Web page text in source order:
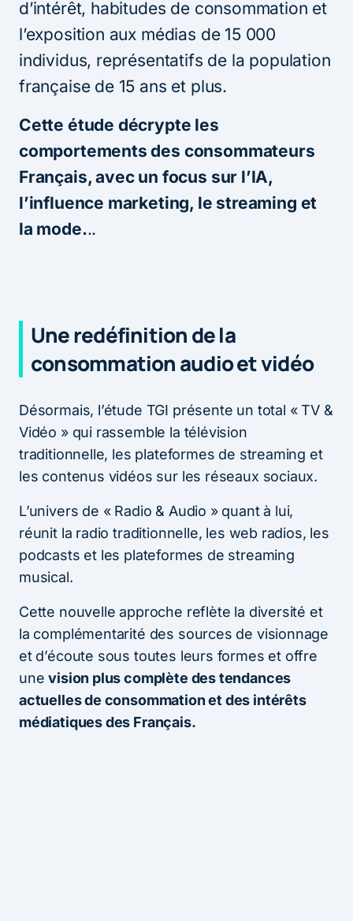
d’intérêt, habitudes de consommation et
l’exposition aux médias de 15 000
individus, représentatifs de la population
française de 15 ans et plus.
Cette étude décrypte les
comportements des consommateurs
Français, avec un focus sur l’IA,
l’influence marketing, le streaming et
la mode...
Une redéfinition de la
consommation audio et vidéo
Désormais, l’étude TGI présente un total « TV &
Vidéo » qui rassemble la télévision
traditionnelle, les plateformes de streaming et
les contenus vidéos sur les réseaux sociaux.
L’univers de « Radio & Audio » quant à lui,
réunit la radio traditionnelle, les web radios, les
podcasts et les plateformes de streaming
musical.
Cette nouvelle approche reflète la diversité et
la complémentarité des sources de visionnage
et d’écoute sous toutes leurs formes et offre
unevision plus complète des tendances
actuelles de consommation et des intérêts
médiatiques des Français.